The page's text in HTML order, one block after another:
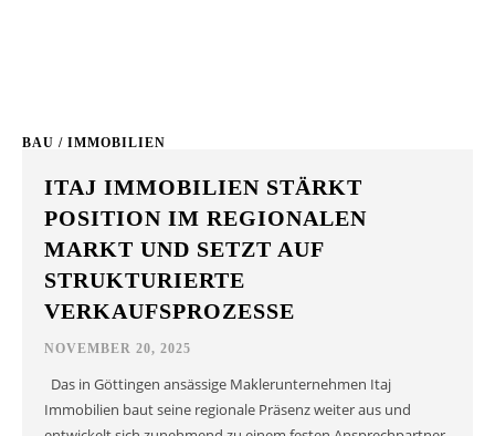
BAU / IMMOBILIEN
ITAJ IMMOBILIEN STÄRKT
POSITION IM REGIONALEN
MARKT UND SETZT AUF
STRUKTURIERTE
VERKAUFSPROZESSE
NOVEMBER 20, 2025
Immobilien baut seine regionale Präsenz weiter aus und